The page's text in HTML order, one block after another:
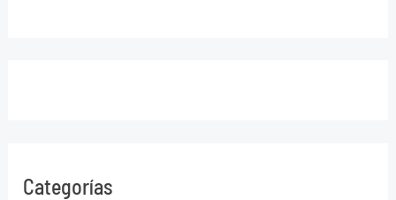
Categorías